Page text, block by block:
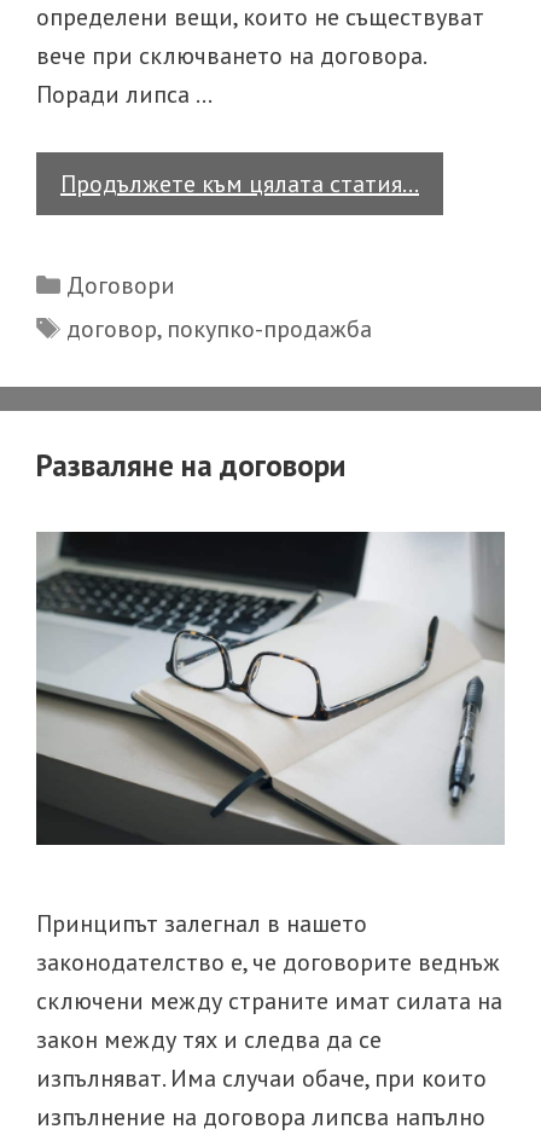
определени вещи, които не съществуват
вече при сключването на договора.
Поради липса …
Продължете към цялата статия…
за
Categories
Договори
Tags
договор, покупко-продажба
Разваляне на договори
Принципът залегнал в нашето
законодателство е, че договорите веднъж
сключени между страните имат силата на
закон между тях и следва да се
изпълняват. Има случаи обаче, при които
изпълнение на договора липсва напълно